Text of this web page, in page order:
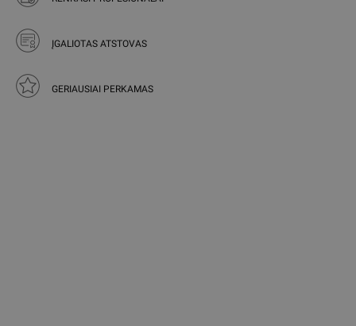
ĮGALIOTAS ATSTOVAS
GERIAUSIAI PERKAMAS